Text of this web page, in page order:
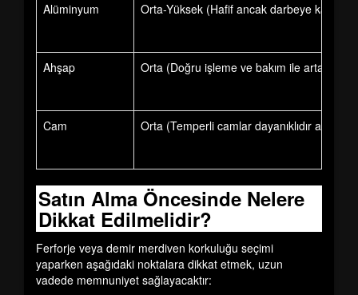
Alüminyum Orta-Yüksek (Hafif ancak darbeye karşı
Ahşap Orta (Doğru işleme ve bakım ile artar)
Cam Orta (Temperli camlar dayanıklıdır ancak
Satın Alma Öncesinde Nelere
Dikkat Edilmelidir?
Ferforje veya demir merdiven korkuluğu seçimi
yaparken aşağıdaki noktalara dikkat etmek, uzun
vadede memnuniyet sağlayacaktır: